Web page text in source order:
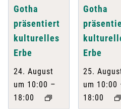
Gotha
präsentiert
kulturelles
Erbe
24. August
um 10:00 –
18:00
Gotha
Erbe
25.
um 10:00
18:00